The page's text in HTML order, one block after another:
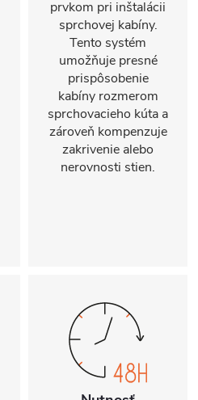
prvkom pri inštalácii
sprchovej kabíny.
Tento systém
umožňuje presné
prispôsobenie
kabíny rozmerom
sprchovacieho kúta a
zároveň kompenzuje
zakrivenie alebo
nerovnosti stien.